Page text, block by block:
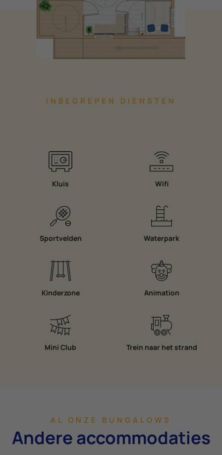
INBEGREPEN DIENSTEN
Kluis Wifi
Sportvelden Waterpark
Kinderzone Animation
Mini Club Trein naar het strand
AL ONZE BUNGALOWS
Andere accommodaties